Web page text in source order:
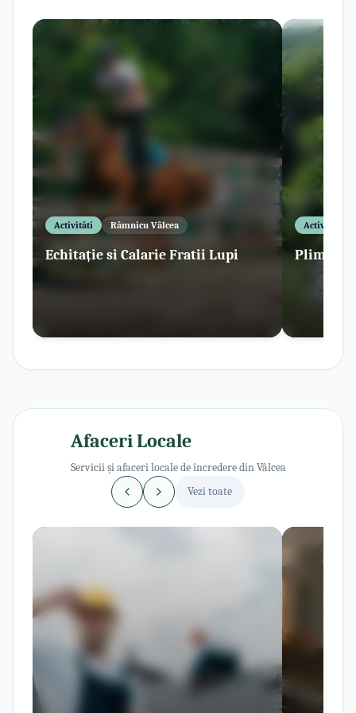
Activităti Râmnicu Vâlcea
Echitație si Calarie Fratii Lupi
Activităti
Afaceri Locale
Servicii și afaceri locale de încredere din Vâlcea
Vezi toate